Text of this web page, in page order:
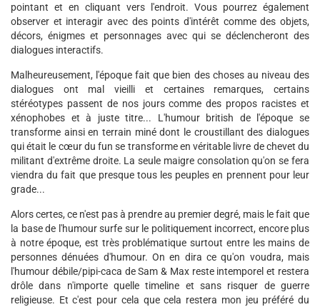
pointant et en cliquant vers l'endroit. Vous pourrez également
observer et interagir avec des points d'intérêt comme des objets,
décors, énigmes et personnages avec qui se déclencheront des
dialogues interactifs.
Malheureusement, l'époque fait que bien des choses au niveau des
dialogues ont mal vieilli et certaines remarques, certains
stéréotypes passent de nos jours comme des propos racistes et
xénophobes et à juste titre... L'humour british de l'époque se
transforme ainsi en terrain miné dont le croustillant des dialogues
qui était le cœur du fun se transforme en véritable livre de chevet du
militant d'extrême droite. La seule maigre consolation qu'on se fera
viendra du fait que presque tous les peuples en prennent pour leur
grade...
Alors certes, ce n'est pas à prendre au premier degré, mais le fait que
la base de l'humour surfe sur le politiquement incorrect, encore plus
à notre époque, est très problématique surtout entre les mains de
personnes dénuées d'humour. On en dira ce qu'on voudra, mais
l'humour débile/pipi-caca de Sam & Max reste intemporel et restera
drôle dans n'importe quelle timeline et sans risquer de guerre
religieuse. Et c'est pour cela que cela restera mon jeu préféré du